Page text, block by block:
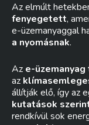
Az elmúlt
fenyegetett,
e-üzemanyaggal
a nyomásnak.
Az e-
az
állítják elő, így az
kutatások
rendkívül sok